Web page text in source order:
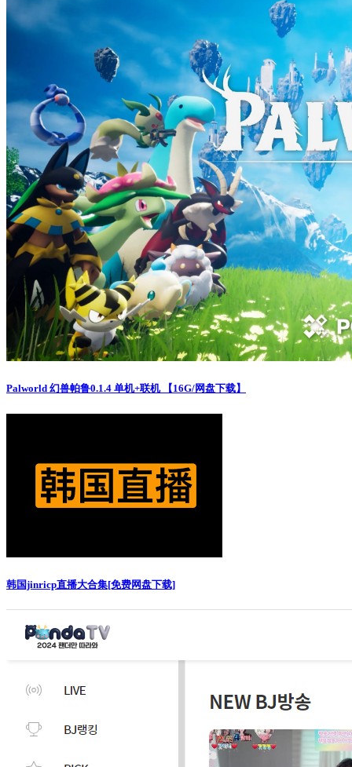
Palworld 幻兽帕鲁0.1.4 单机+联机 【16G/网盘下载】
韩国jinricp直播大合集[免费网盘下载]